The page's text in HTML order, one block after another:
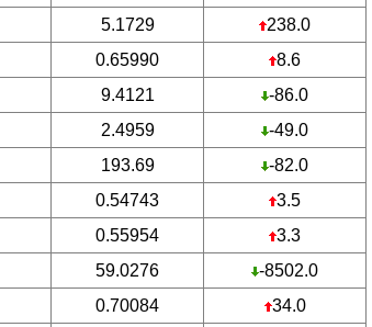
5.1729
238.0
0.65990
8.6
9.4121
-86.0
2.4959
-49.0
193.69
-82.0
0.54743
3.5
0.55954
3.3
59.0276
-8502.0
0.70084
34.0